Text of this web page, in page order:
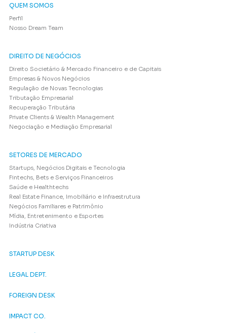
QUEM SOMOS
Perfil
Nosso Dream Team
DIREITO DE NEGÓCIOS
Direito Societário & Mercado Financeiro e de Capitais
Empresas & Novos Negócios
Regulação de Novas Tecnologias
Tributação Empresarial
Recuperação Tributária
Private Clients & Wealth Management
Negociação e Mediação Empresarial
SETORES DE MERCADO
Startups, Negócios Digitais e Tecnologia
Fintechs, Bets e Serviços Financeiros
Saúde e Healthtechs
Real Estate Finance, Imobiliário e Infraestrutura
Negócios Familiares e Patrimônio
Mídia, Entretenimento e Esportes
Indústria Criativa
STARTUP DESK
LEGAL DEPT.
FOREIGN DESK
IMPACT CO.